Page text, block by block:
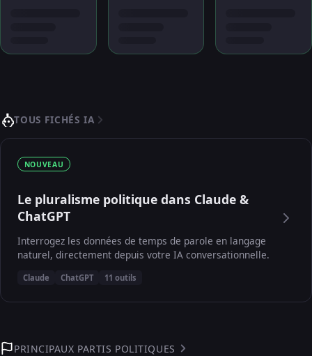
TOUS FICHÉS IA
NOUVEAU
Le pluralisme politique dans Claude &
ChatGPT
Interrogez les données de temps de parole en langage
naturel, directement depuis votre IA conversationnelle.
Claude ChatGPT 11 outils
PRINCIPAUX PARTIS POLITIQUES